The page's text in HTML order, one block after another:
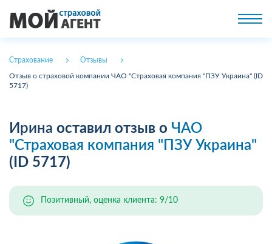
Страхование Отзывы
Отзыв о страховой компании ЧАО "Страховая компания "ПЗУ Украина" (ID
5717)
Ирина оставил отзыв о ЧАО
"Страховая компания "ПЗУ Украина"
(ID 5717)
Позитивный, оценка клиента: 9/10